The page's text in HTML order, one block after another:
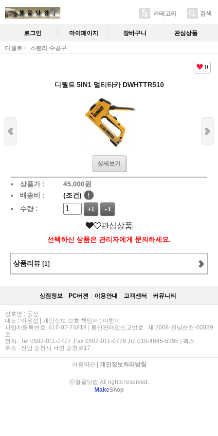
카테고리 검색
로그인 마이페이지 장바구니 관심상품
디월트 스탠리 수공구
0
디월트 5IN1 멀티타카 DWHTTR510
상세보기
상품가 : 45,000원
배송비 :
(조건)
!
수량 :
+1 -1
관심상품
선택하신 상품은 관리자에게 문의하세요.
상품리뷰 [1]
상점정보 PC버젼 이용안내 고객센터 커뮤니티
상호명 : 동성
대표 : 이은섭 | 개인정보 보호 책임자 : 이현이
사업자등록번호 :416-07-74818 | 통신판매업신고번호 : 제 2008-전남순천-00039
호
전화 : Tel 0502-011-0777 ,Fax 0502-011-0778 ,hp 010-4645-5395 | 팩스 :
주소 : 전남 순천시 서면 순천로17
이용약관| 개인정보처리방침
ⓒ철물닷컴 All rights reserved.
MakeShop